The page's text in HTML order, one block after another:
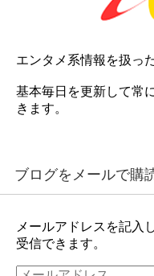
エンタメ系情報を扱っ
基本毎日を更新して常
きます。
ブログをメールで購
メールアドレスを記入
受信できます。
メ